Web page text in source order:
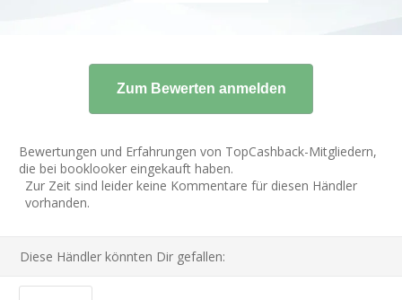
Bewertungen und Erfahrungen von TopCashback-Mitgliedern,
die bei booklooker eingekauft haben.
Zur Zeit sind leider keine Kommentare für diesen Händler
vorhanden.
Diese Händler könnten Dir gefallen: